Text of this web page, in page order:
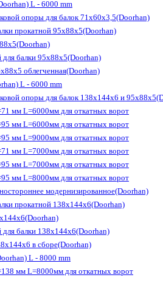
L - 6000 mm
опоры для балок 71х60х3,5(Doorhan)
прокатной 95х88х5(Doorhan)
балки 95х88х5(Doorhan)
облегченная(Doorhan)
L - 6000 mm
опоры для балок 138х144х6 и
мм L=6000мм для откатных ворот
мм L=6000мм для откатных ворот
мм L=9000мм для откатных ворот
мм L=7000мм для откатных ворот
мм L=7000мм для откатных ворот
мм L=8000мм для откатных ворот
модернизированное(Doorhan)
прокатной 138х144х6(Doorhan)
балки 138х144х6(Doorhan)
в сборе(Doorhan)
L - 8000 mm
мм L=8000мм для откатных ворот